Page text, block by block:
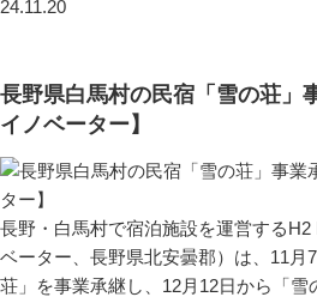
24.11.20
長野県白馬村の民宿「雪の荘」
イノベーター】
長野・白馬村で宿泊施設を運営するH2
ベーター、長野県北安曇郡）は、11月
荘」を事業承継し、12月12日から「雪